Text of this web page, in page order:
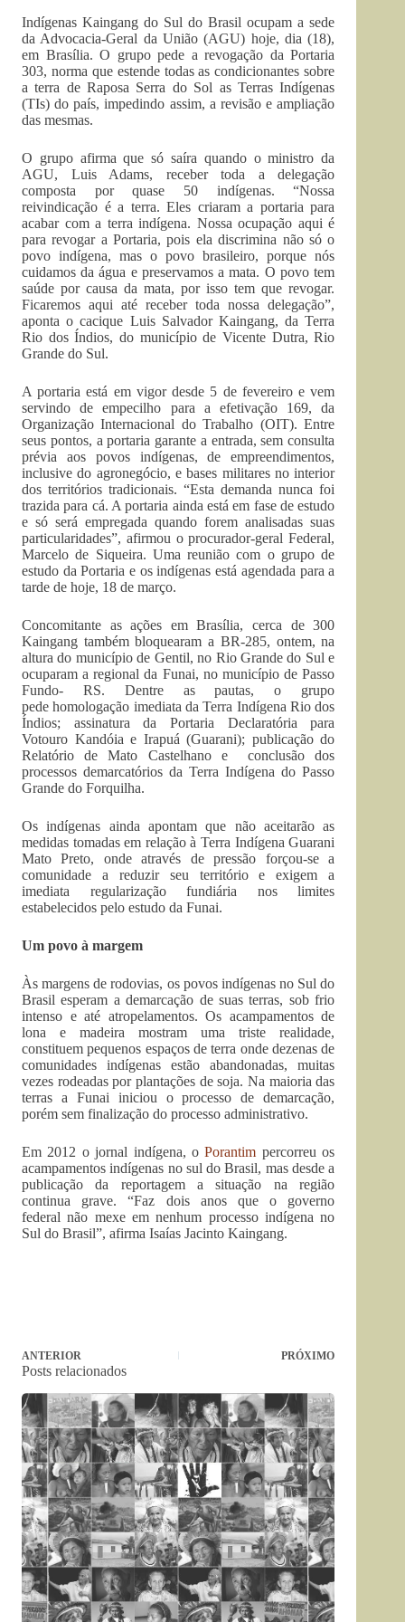
Indígenas Kaingang do Sul do Brasil ocupam a sede
da Advocacia-Geral da União (AGU) hoje, dia (18),
em Brasília. O grupo pede a revogação da Portaria
303, norma que estende todas as condicionantes sobre
a terra de Raposa Serra do Sol as Terras Indígenas
(TIs) do país, impedindo assim, a revisão e ampliação
das mesmas.
O grupo afirma que só saíra quando o ministro da
AGU, Luis Adams, receber toda a delegação
composta por quase 50 indígenas. “Nossa
reivindicação é a terra. Eles criaram a portaria para
acabar com a terra indígena. Nossa ocupação aqui é
para revogar a Portaria, pois ela discrimina não só o
povo indígena, mas o povo brasileiro, porque nós
cuidamos da água e preservamos a mata. O povo tem
saúde por causa da mata, por isso tem que revogar.
Ficaremos aqui até receber toda nossa delegação”,
aponta o cacique Luis Salvador Kaingang, da Terra
Rio dos Índios, do município de Vicente Dutra, Rio
Grande do Sul.
A portaria está em vigor desde 5 de fevereiro e vem
servindo de empecilho para a efetivação 169, da
Organização Internacional do Trabalho (OIT). Entre
seus pontos, a portaria garante a entrada, sem consulta
prévia aos povos indígenas, de empreendimentos,
inclusive do agronegócio, e bases militares no interior
dos territórios tradicionais. “Esta demanda nunca foi
trazida para cá. A portaria ainda está em fase de estudo
e só será empregada quando forem analisadas suas
particularidades”, afirmou o procurador-geral Federal,
Marcelo de Siqueira. Uma reunião com o grupo de
estudo da Portaria e os indígenas está agendada para a
tarde de hoje, 18 de março.
Concomitante as ações em Brasília, cerca de 300
Kaingang também bloquearam a BR-285, ontem, na
altura do município de Gentil, no Rio Grande do Sul e
ocuparam a regional da Funai, no município de Passo
Fundo- RS. Dentre as pautas, o grupo
pede homologação imediata da Terra Indígena Rio dos
Índios; assinatura da Portaria Declaratória para
Votouro Kandóia e Irapuá (Guarani); publicação do
Relatório de Mato Castelhano e conclusão dos
processos demarcatórios da Terra Indígena do Passo
Grande do Forquilha.
Os indígenas ainda apontam que não aceitarão as
medidas tomadas em relação à Terra Indígena Guarani
Mato Preto, onde através de pressão forçou-se a
comunidade a reduzir seu território e exigem a
imediata regularização fundiária nos limites
estabelecidos pelo estudo da Funai.
Um povo à margem
Às margens de rodovias, os povos indígenas no Sul do
Brasil esperam a demarcação de suas terras, sob frio
intenso e até atropelamentos. Os acampamentos de
lona e madeira mostram uma triste realidade,
constituem pequenos espaços de terra onde dezenas de
comunidades indígenas estão abandonadas, muitas
vezes rodeadas por plantações de soja. Na maioria das
terras a Funai iniciou o processo de demarcação,
porém sem finalização do processo administrativo.
Em 2012 o jornal indígena, oPorantim percorreu os
acampamentos indígenas no sul do Brasil, mas desde a
publicação da reportagem a situação na região
continua grave. “Faz dois anos que o governo
federal não mexe em nenhum processo indígena no
Sul do Brasil”, afirma Isaías Jacinto Kaingang.
ANTERIOR PRÓXIMO
Posts relacionados